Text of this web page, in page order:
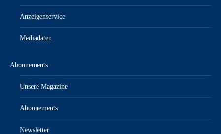
Anzeigenservice
Mediadaten
Abonnements
Unsere Magazine
Abonnements
Newsletter